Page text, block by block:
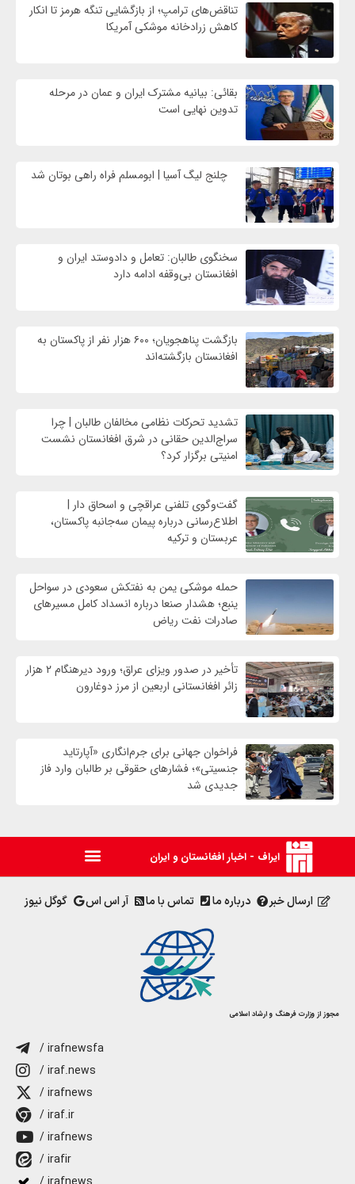
تناقض‌های ترامپ؛ از بازگشایی تنگه هرمز تا انکار
کاهش زرادخانه موشکی آمریکا
بقائی: بیانیه مشترک ایران و عمان در مرحله
تدوین نهایی است
چلنج لیگ آسیا | ابومسلم فراه راهی بوتان شد
سخنگوی طالبان: تعامل و دادوستد ایران و
افغانستان بی‌وقفه ادامه دارد
بازگشت پناهجویان؛ ۶۰۰ هزار نفر از پاکستان به
افغانستان بازگشته‌اند
تشدید تحرکات نظامی مخالفان طالبان | چرا
سراج‌الدین حقانی در شرق افغانستان نشست
امنیتی برگزار کرد؟
گفت‌وگوی تلفنی عراقچی و اسحاق دار |
اطلاع‌رسانی درباره پیمان سه‌جانبه پاکستان،
عربستان و ترکیه
حمله موشکی یمن به نفتکش سعودی در سواحل
ینبع؛ هشدار صنعا درباره انسداد کامل مسیرهای
صادرات نفت ریاض
تأخیر در صدور ویزای عراق؛ ورود دیرهنگام ۲ هزار
زائر افغانستانی اربعین از مرز دوغارون
فراخوان جهانی برای جرم‌انگاری «آپارتاید
جنسیتی»؛ فشارهای حقوقی بر طالبان وارد فاز
جدیدی شد
ایراف - اخبار افغانستان و ایران
ارسال خبر درباره ما تماس با ما آر اس اس گوگل نیوز
مجوز از وزارت فرهنگ و ارشاد اسلامی
/ irafnewsfa
/ iraf.news
/ irafnews
/ iraf.ir
/ irafnews
/ irafir